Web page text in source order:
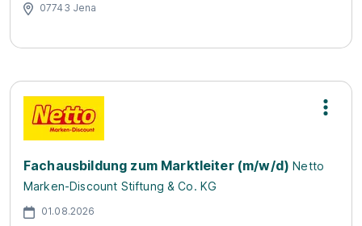
07743 Jena
Fachausbildung zum Marktleiter (m/w/d) Netto
Marken-Discount Stiftung & Co. KG
01.08.2026